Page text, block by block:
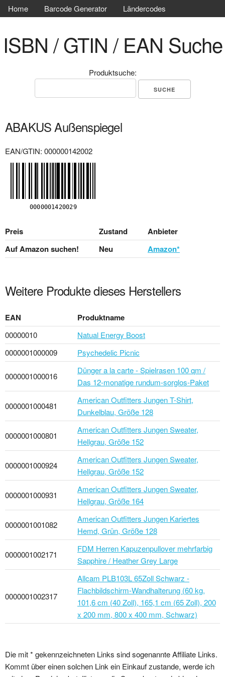
Home Barcode Generator Ländercodes
ISBN / GTIN / EAN Suche
Produktsuche:
ABAKUS Außenspiegel
EAN/GTIN: 000000142002
Preis Zustand
Anbieter
Auf Amazon suchen!
Neu Amazon*
Weitere Produkte dieses Herstellers
EAN Produktname
00000010
Natual Energy Boost
0000001000009
Psychedelic Picnic
0000001000016
Dünger a la carte - Spielrasen 100 qm /
Das 12-monatige rund­um-sorg­los-Pa­ket
0000001000481
American Outfitters Jungen T-Shirt,
Dunkelblau, Größe 128
0000001000801
American Outfitters Jungen Sweater,
Hellgrau, Größe 152
0000001000924
American Outfitters Jungen Sweater,
Hellgrau, Größe 152
0000001000931
American Outfitters Jungen Sweater,
Hellgrau, Größe 164
0000001001082
American Outfitters Jungen Kariertes
Hemd, Grün, Größe 128
0000001002171
FDM Herren Kapuzenpullover mehrfarbig
Sapphire / Heather Grey Large
0000001002317
Allcam PLB103L 65Zoll Schwarz -
Flachbildschirm-Wandhalterung (60 kg,
101,6 cm (40 Zoll), 165,1 cm (65 Zoll), 200
x 200 mm, 800 x 400 mm, Schwarz)
Die mit * gekennzeichneten Links sind sogenannte Affiliate Links.
Kommt über einen solchen Link ein Einkauf zustande, werde ich